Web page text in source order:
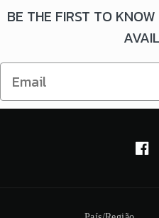
BE THE FIRST TO